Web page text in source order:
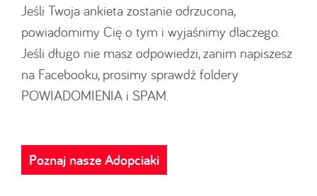
Jeśli Twoja ankieta zostanie odrzucona,
powiadomimy Cię o tym i wyjaśnimy dlaczego.
Jeśli długo nie masz odpowiedzi, zanim napiszesz
na Facebooku, prosimy sprawdź foldery
POWIADOMIENIA i SPAM.
Poznaj nasze Adopciaki